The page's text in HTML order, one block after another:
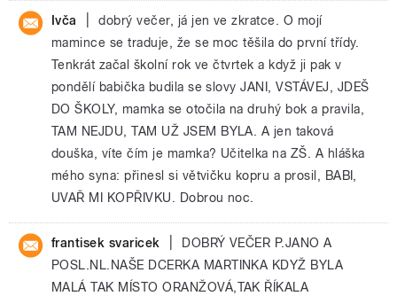
Ivča
dobrý večer, já jen ve zkratce. O mojí
mamince se traduje, že se moc těšila do první třídy.
Tenkrát začal školní rok ve čtvrtek a když ji pak v
pondělí babička budila se slovy JANI, VSTÁVEJ, JDEŠ
DO ŠKOLY, mamka se otočila na druhý bok a pravila,
TAM NEJDU, TAM UŽ JSEM BYLA. A jen taková
douška, víte čím je mamka? Učitelka na ZŠ. A hláška
mého syna: přinesl si větvičku kopru a prosil, BABI,
UVAŘ MI KOPŘIVKU. Dobrou noc.
frantisek svaricek
DOBRÝ VEČER P.JANO A
POSL.NL.NAŠE DCERKA MARTINKA KDYŽ BYLA
MALÁ TAK MÍSTO ORANŽOVÁ,TAK ŘÍKALA